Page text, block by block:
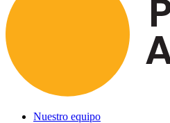
Nuestro equipo